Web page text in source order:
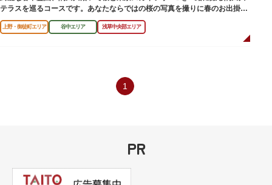
テラスを巡るコースです。あなたならではの桜の写真を撮りに春のお出掛け
を楽しんでみませんか。
上野・御徒町エリア 谷中エリア 浅草中央部エリア
1
PR